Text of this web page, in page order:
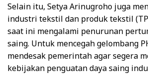
Selain itu, Setya Arinugroho juga
industri tekstil dan produk tekstil
saat ini mengalami penurunan
saing. Untuk mencegah gelombang
mendesak pemerintah agar segera
kebijakan penguatan daya saing